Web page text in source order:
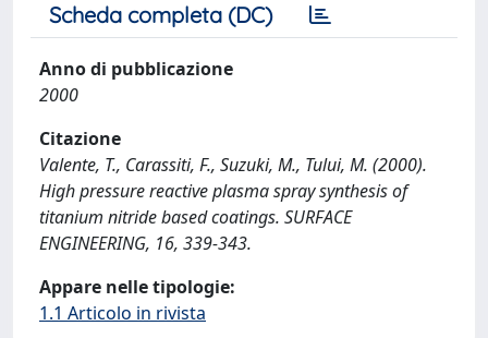
Scheda completa (DC)
Anno di pubblicazione
2000
Citazione
Valente, T., Carassiti, F., Suzuki, M., Tului, M. (2000).
High pressure reactive plasma spray synthesis of
titanium nitride based coatings. SURFACE
ENGINEERING, 16, 339-343.
Appare nelle tipologie:
1.1 Articolo in rivista